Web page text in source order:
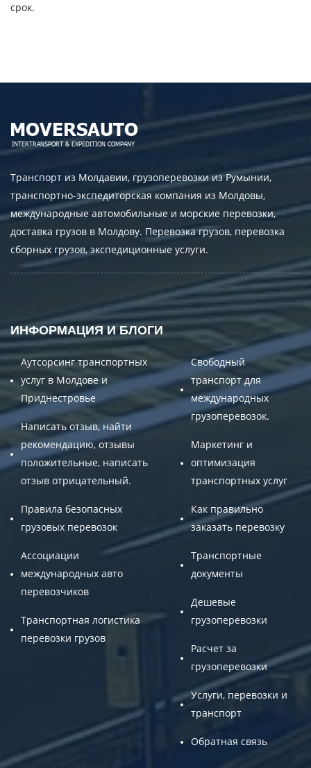
срок.
Транспорт из Молдавии, грузоперевозки из Румынии,
транспортно-экспедиторская компания из Молдовы,
международные автомобильные и морские перевозки,
доставка грузов в Молдову. Перевозка грузов, перевозка
сборных грузов, экспедиционные услуги.
ИНФОРМАЦИЯ И БЛОГИ
Аутсорсинг транспортных
услуг в Молдове и
Приднестровье
Написать отзыв, найти
рекомендацию, отзывы
положительные, написать
отзыв отрицательный.
Правила безопасных
грузовых перевозок
Ассоциации
международных авто
перевозчиков
Транспортная логистика
перевозки грузов
Свободный
транспорт для
международных
грузоперевозок.
Маркетинг и
оптимизация
транспортных услуг
Как правильно
заказать перевозку
Транспортные
документы
Дешевые
грузоперевозки
Расчет за
грузоперевозки
Услуги, перевозки и
транспорт
Обратная связь